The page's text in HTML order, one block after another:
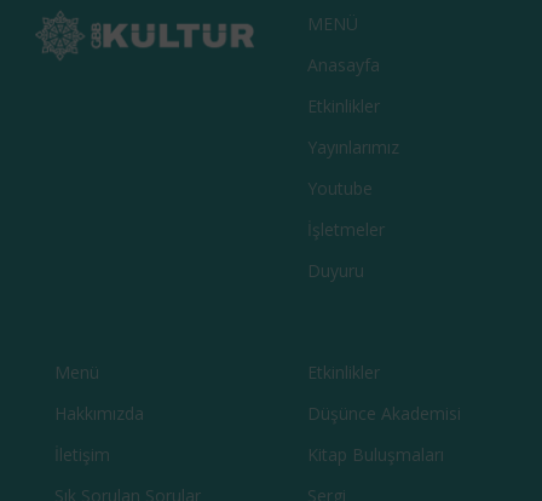
MENÜ
Anasayfa
Etkinlikler
Yayınlarımız
Youtube
İşletmeler
Duyuru
Menü
Hakkımızda
İletişim
Sık Sorulan Sorular
Etkinlikler
Düşünce Akademisi
Kitap Buluşmaları
Sergi